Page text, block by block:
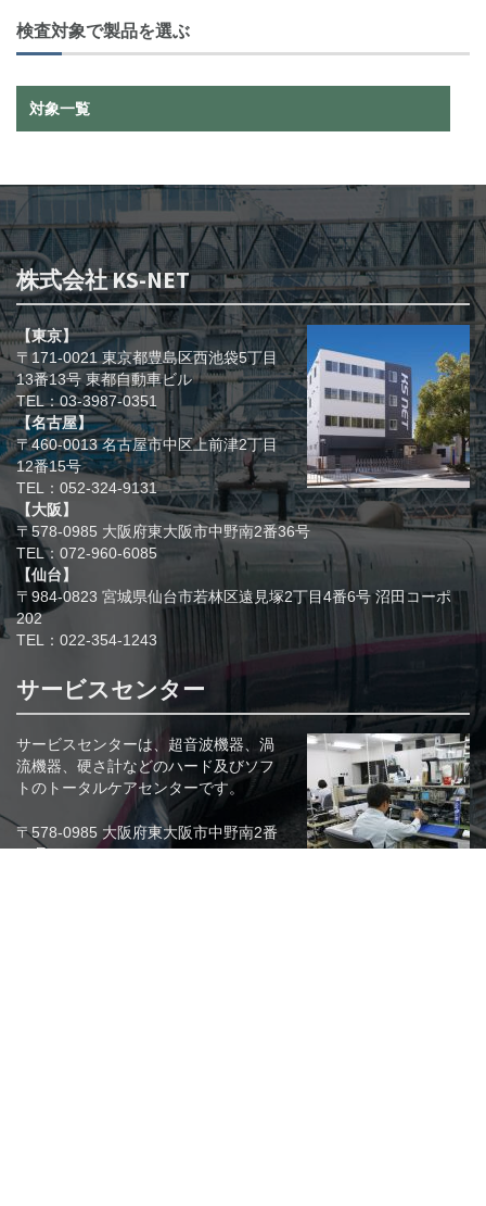
検査対象で製品を選ぶ
対象一覧
株式会社 KS-NET
【東京】
〒171-0021 東京都豊島区西池袋5丁目
13番13号 東都自動車ビル
TEL：03-3987-0351
【名古屋】
〒460-0013 名古屋市中区上前津2丁目
12番15号
TEL：052-324-9131
【大阪】
〒578-0985 大阪府東大阪市中野南2番36号
TEL：072-960-6085
【仙台】
〒984-0823 宮城県仙台市若林区遠見塚2丁目4番6号 沼田コーポ
202
TEL：022-354-1243
サービスセンター
サービスセンターは、超音波機器、渦
流機器、硬さ計などのハード及びソフ
トのトータルケアセンターです。
〒578-0985 大阪府東大阪市中野南2番
36号